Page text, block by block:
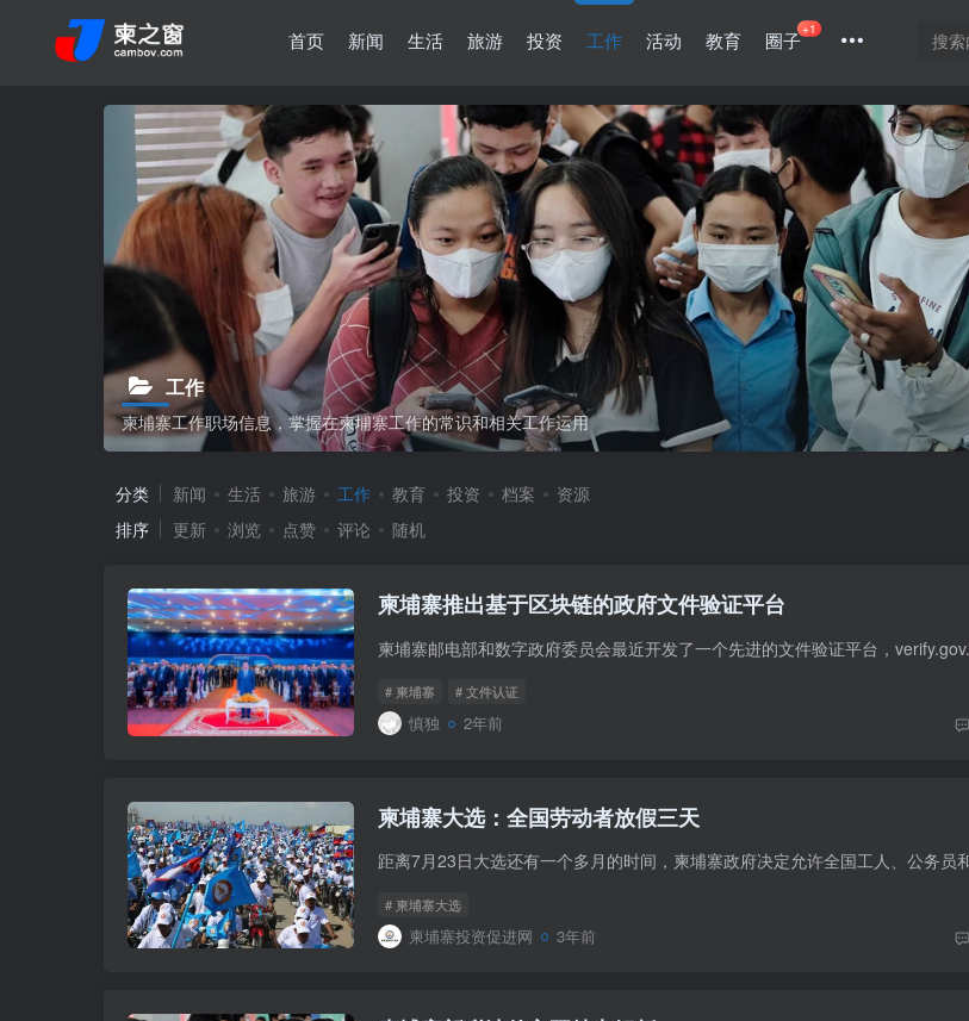
首页 新闻 生活 旅游 投资 工作 活动 教育 圈子+1
工作
柬埔寨工作职场信息，掌握在柬埔寨工作的常识和相关工作运用
分类 新闻 生活 旅游 工作 教育 投资 档案
资源
排序
更新 浏览 点赞 评论 随机
柬埔寨推出基于区块链的政府文件验证平台
# 柬埔寨 # 文件认证
慎独 2年前
柬埔寨大选：全国劳动者放假三天
# 柬埔寨大选
柬埔寨投资促进网 3年前